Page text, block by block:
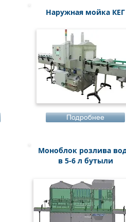
Наружная мойка КЕГ
Подробнее
Моноблок розлива
в 5-6 л бутыли